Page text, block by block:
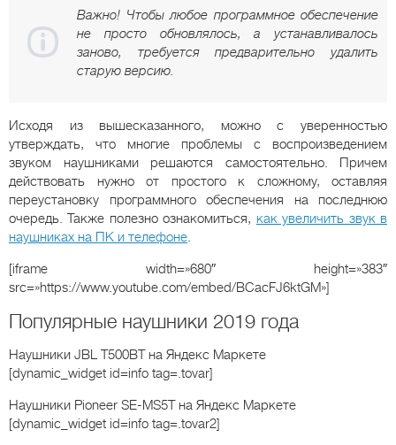
Важно! Чтобы любое программное обеспечение
не просто обновлялось, а устанавливалось
заново, требуется предварительно удалить
старую версию.
Исходя из вышесказанного, можно с уверенностью
утверждать, что многие проблемы с воспроизведением
звуком наушниками решаются самостоятельно. Причем
действовать нужно от простого к сложному, оставляя
переустановку программного обеспечения на последнюю
очередь. Также полезно ознакомиться, как увеличить звук в
наушниках на ПК и телефоне
[iframe width=»680″ height=»383″
src=»https://www.youtube.com/embed/BCacFJ6ktGM»]
Популярные наушники 2019 года
Наушники JBL T500BTна Яндекс Маркете
[dynamic_widget id=info tag=.tovar]
Наушники Pioneer SE-MS5Tна Яндекс Маркете
[dynamic_widget id=info tag=.tovar2]